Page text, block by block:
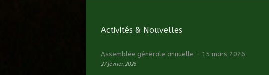
Activités & Nouvelles
Assemblée générale annuelle - 15 mars 2026
27 février, 2026